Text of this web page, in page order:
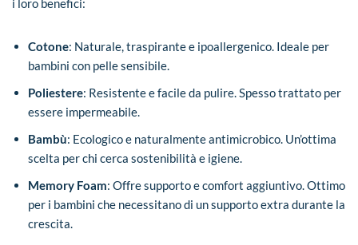
i loro benefici:
Cotone: Naturale, traspirante e ipoallergenico. Ideale per
bambini con pelle sensibile.
Poliestere: Resistente e facile da pulire. Spesso trattato per
essere impermeabile.
Bambù: Ecologico e naturalmente antimicrobico. Un’ottima
scelta per chi cerca sostenibilità e igiene.
Memory Foam: Offre supporto e comfort aggiuntivo. Ottimo
per i bambini che necessitano di un supporto extra durante la
crescita.